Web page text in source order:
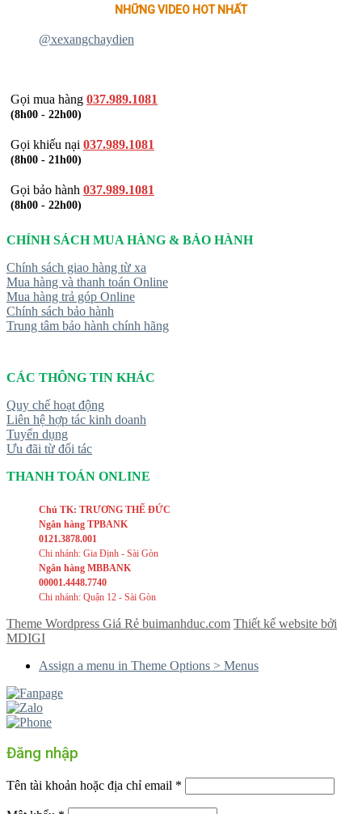
NHỮNG VIDEO HOT NHẤT
@xexangchaydien
Gọi mua hàng 037.989.1081
(8h00 - 22h00)
Gọi khiếu nại 037.989.1081
(8h00 - 21h00)
Gọi bảo hành 037.989.1081
(8h00 - 22h00)
CHÍNH SÁCH MUA HÀNG & BẢO HÀNH
Chính sách giao hàng từ xa
Mua hàng và thanh toán Online
Mua hàng trả góp Online
Chính sách bảo hành
Trung tâm bảo hành chính hãng
CÁC THÔNG TIN KHÁC
Quy chế hoạt động
Liên hệ hợp tác kinh doanh
Tuyển dụng
Ưu đãi từ đối tác
THANH TOÁN ONLINE
Chủ TK: TRƯƠNG THẾ ĐỨC
Ngân hàng TPBANK
0121.3878.001
Chi nhánh: Gia Định - Sài Gòn
Ngân hàng MBBANK
00001.4448.7740
Chi nhánh: Quận 12 - Sài Gòn
Theme Wordpress Giá Rẻ buimanhduc.com Thiết kế website bởi
MDIGI
Assign a menu in Theme Options > Menus
Đăng nhập
Tên tài khoản hoặc địa chỉ email *